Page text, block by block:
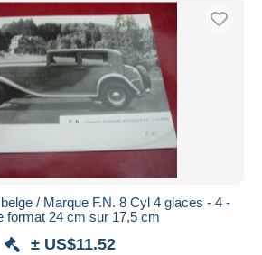
/ Marque F.N. 8 Cyl 4 glaces - 4 -
format 24 cm sur 17,5 cm
± US$11.52